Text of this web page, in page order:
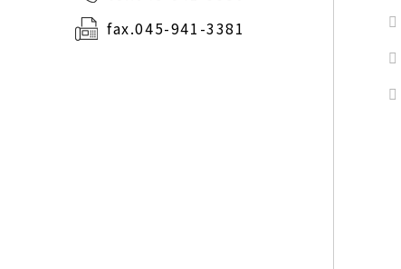
fax.045-941-3381